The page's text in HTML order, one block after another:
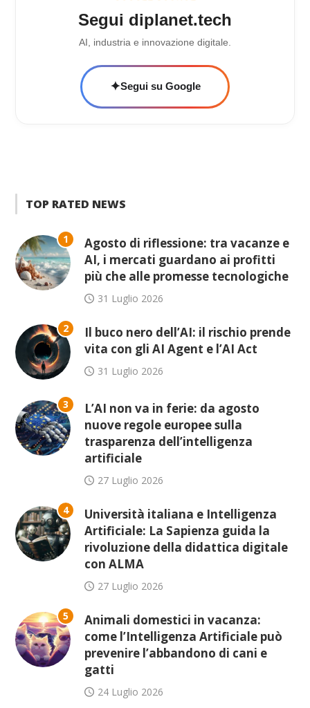
Segui diplanet.tech
AI, industria e innovazione digitale.
✦Segui su Google
TOP RATED NEWS
1
Agosto di riflessione: tra vacanze e
AI, i mercati guardano ai profitti
più che alle promesse tecnologiche
31 Luglio 2026
2
Il buco nero dell’AI: il rischio prende
vita con gli AI Agent e l’AI Act
31 Luglio 2026
3
L’AI non va in ferie: da agosto
nuove regole europee sulla
trasparenza dell’intelligenza
artificiale
27 Luglio 2026
4
Università italiana e Intelligenza
Artificiale: La Sapienza guida la
rivoluzione della didattica digitale
con ALMA
27 Luglio 2026
5
Animali domestici in vacanza:
come l’Intelligenza Artificiale può
prevenire l’abbandono di cani e
gatti
24 Luglio 2026